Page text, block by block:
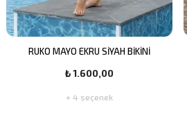
RUKO MAYO EKRU SİYAH BİKİNİ
₺ 1.600,00
+ 4 seçenek